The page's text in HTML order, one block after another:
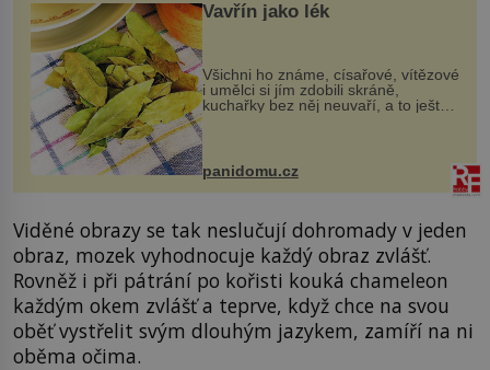
Vavřín jako lék
Všichni ho známe, císařové, vítězové
i umělci si jím zdobili skráně,
kuchařky bez něj neuvaří, a to ještě
nevíte, že bobkový list může výrazně
zmírnit některé naše neduhy.
Obsahuje v malém množství ně...
panidomu.cz
Viděné obrazy se tak neslučují dohromady v jeden
obraz, mozek vyhodnocuje každý obraz zvlášť.
Rovněž i při pátrání po kořisti kouká chameleon
každým okem zvlášť a teprve, když chce na svou
oběť vystřelit svým dlouhým jazykem, zamíří na ni
oběma očima.